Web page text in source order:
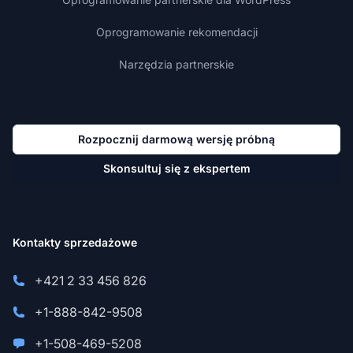
Oprogramowanie rekomendacji
Narzędzia partnerskie
Rozpocznij darmową wersję próbną
Skonsultuj się z ekspertem
Kontakty sprzedażowe
+421 2 33 456 826
+1-888-842-9508
+1-508-469-5208